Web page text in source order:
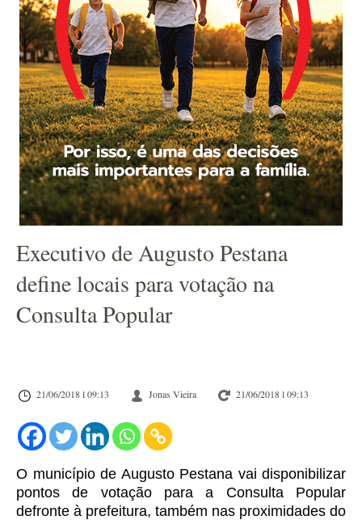
Executivo de Augusto Pestana
define locais para votação na
Consulta Popular
21/06/2018 l 09:13 Jonas Vieira 21/06/2018 l 09:13
O município de Augusto Pestana vai disponibilizar
pontos de votação para a Consulta Popular
defronte à prefeitura, também nas proximidades do